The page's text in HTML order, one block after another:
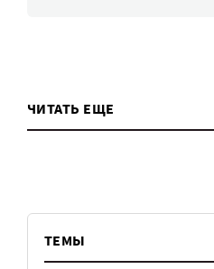
ЧИТАТЬ ЕЩЕ
ТЕМЫ